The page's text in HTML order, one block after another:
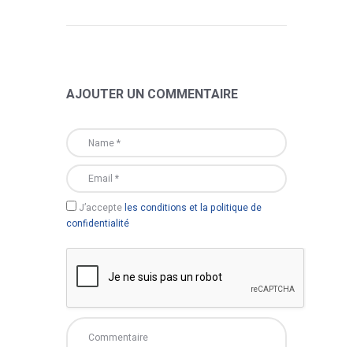
AJOUTER UN COMMENTAIRE
J’accepteles conditions et la politique de
confidentialité